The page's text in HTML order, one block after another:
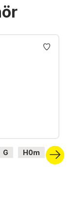
G
H0m